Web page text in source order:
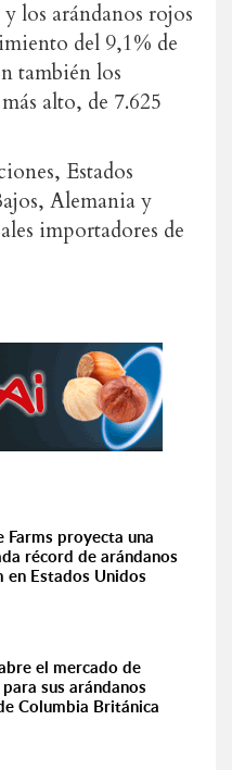
los arándanos rojos
del 9,1% de
también los
alto, de 7.625
Estados
Alemania y
importadores de
Farms proyecta una
récord de arándanos
en Estados Unidos
el mercado de
sus arándanos
Columbia Británica